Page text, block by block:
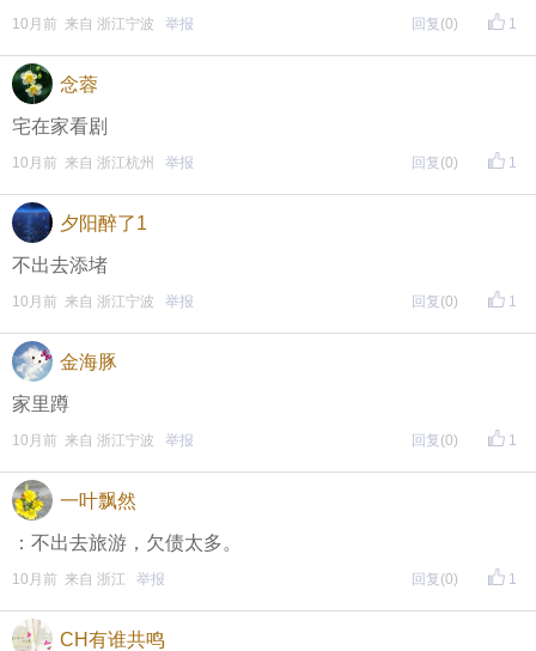
1
10月前 来自 浙江宁波 举报 回复 (0)
念蓉
宅在家看剧
1
10月前 来自 浙江杭州 举报 回复 (0)
夕阳醉了1
不出去添堵
1
10月前 来自 浙江宁波 举报 回复 (0)
金海豚
家里蹲
1
10月前 来自 浙江宁波 举报 回复 (0)
一叶飘然
：不出去旅游，欠债太多。
1
10月前 来自 浙江 举报 回复 (0)
CH有谁共鸣